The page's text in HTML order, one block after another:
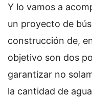
Y lo vamos a
un proyecto de
construcción de,
objetivo son dos
garantizar no
la cantidad de